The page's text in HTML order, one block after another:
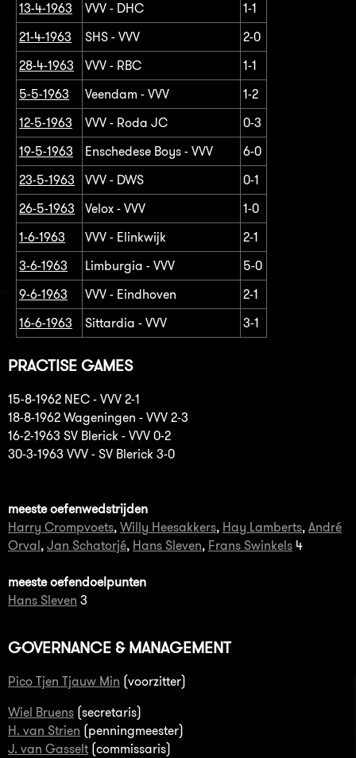
13-4-1963
VVV - DHC
1-1
21-4-1963
SHS - VVV
2-0
28-4-1963
VVV - RBC
1-1
5-5-1963
Veendam - VVV
1-2
12-5-1963
VVV - Roda JC
0-3
19-5-1963
Enschedese Boys - VVV
6-0
23-5-1963
VVV - DWS
0-1
26-5-1963
Velox - VVV
1-0
1-6-1963
VVV - Elinkwijk
2-1
3-6-1963
Limburgia - VVV
5-0
9-6-1963
VVV - Eindhoven
2-1
16-6-1963
Sittardia - VVV 3-1
PRACTISE GAMES
15-8-1962 NEC - VVV 2-1
18-8-1962 Wageningen - VVV 2-3
16-2-1963 SV Blerick - VVV 0-2
30-3-1963 VVV - SV Blerick 3-0
meeste oefenwedstrijden
Harry Crompvoets, Willy Heesakkers, Hay Lamberts, André
Orval , Jan Schatorjé, Hans Sleven, Frans Swinkels 4
meeste oefendoelpunten
Hans Sleven 3
GOVERNANCE & MANAGEMENT
Pico Tjen Tjauw Min (voorzitter)
Wiel Bruens (secretaris)
H. van Strien (penningmeester)
J. van Gasselt (commissaris)